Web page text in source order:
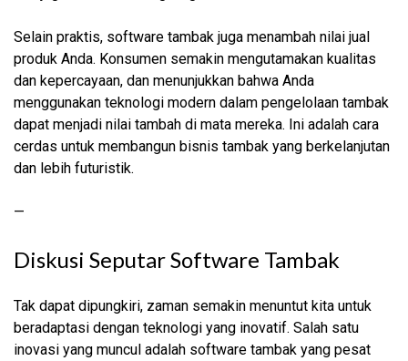
Selain praktis, software tambak juga menambah nilai jual
produk Anda. Konsumen semakin mengutamakan kualitas
dan kepercayaan, dan menunjukkan bahwa Anda
menggunakan teknologi modern dalam pengelolaan tambak
dapat menjadi nilai tambah di mata mereka. Ini adalah cara
cerdas untuk membangun bisnis tambak yang berkelanjutan
dan lebih futuristik.
—
Diskusi Seputar Software Tambak
Tak dapat dipungkiri, zaman semakin menuntut kita untuk
beradaptasi dengan teknologi yang inovatif. Salah satu
inovasi yang muncul adalah software tambak yang pesat